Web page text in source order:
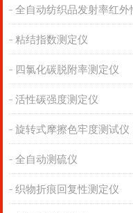
粘结指数测定仪
四氯化碳脱附率测定仪
活性碳强度测定仪
旋转式摩擦色牢度测试仪
全自动测硫仪
织物折痕回复性测定仪